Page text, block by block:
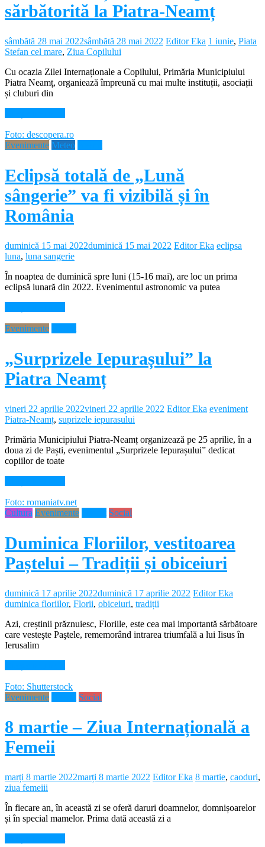
sărbătorită la Piatra-Neamț
sâmbătă 28 mai 2022sâmbătă 28 mai 2022 Editor Eka 1 iunie, Piata
Stefan cel mare, Ziua Copilului
Cu ocazia Zilei Internaționale a Copilului, Primăria Municipiului
Piatra Neamț, organiează împreună cu mai multe instituții, asociații
și cluburi din
Foto: descopera.ro
Evenimente Meteo
Eclipsă totală de „Lună
sângerie” va fi vizibilă și în
România
duminică 15 mai 2022duminică 15 mai 2022 Editor Eka eclipsa
luna, luna sangerie
În noaptea de duminică spre luni (15-16 mai), are loc un prima
eclipsă lunară din 2022. Evenimentul astronomic va putea
Evenimente
„Surprizele Iepurașului” la
Piatra Neamț
vineri 22 aprilie 2022vineri 22 aprilie 2022 Editor Eka eveniment
Piatra-Neamț, suprizele iepurasului
Primăria Municipiului Piatra-Neamț organizează pe 25 aprilie, în a
doua zi de Paști, evenimentul „Surprizele Iepurașului” dedicat
copiilor de toate
Foto: romaniatv.net
Cultura Evenimente Social
Duminica Floriilor, vestitoarea
Paștelui – Tradiții și obiceiuri
duminică 17 aprilie 2022duminică 17 aprilie 2022 Editor Eka
duminica floriilor, Florii, obiceiuri, tradiții
Azi, creștinii prăznuiesc, Floriile, este cea mai importantă sărbătoare
care vesteşte Paştele, rememorând intrarea triumfală a lui Iisus în
Ierusalim
Foto: Shutterstock
Evenimente
Social
8 martie – Ziua Internațională a
Femeii
marți 8 martie 2022marți 8 martie 2022 Editor Eka 8 martie, caoduri,
ziua femeiii
În fiecare an, în această zi se oferă daruri doamnelor, domnișoarelor
și în special mamelor. Prima dată această zi a